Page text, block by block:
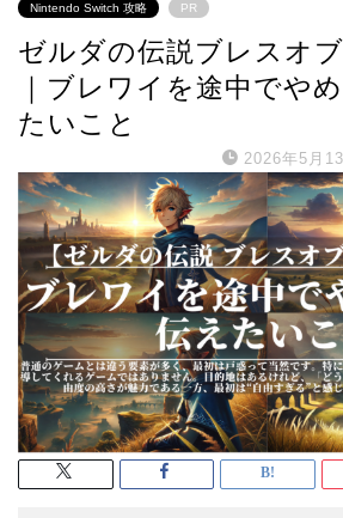
Nintendo Switch 攻略 PR
ゼルダの伝説ブレスオ
｜ブレワイを途中でや
たいこと
2026年5月13